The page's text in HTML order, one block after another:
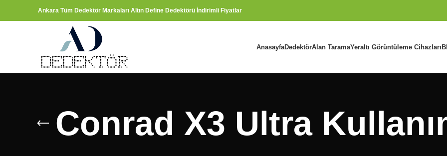
Ankara Tüm Dedektör Markaları Altın Define Dedektörü İndirimli Fiyatlar
AnasayfaDedektörAlan TaramaYeraltı Görüntüleme Cihazları
Conrad X3 Ultra